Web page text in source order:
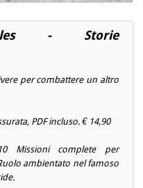
- Storie
per combattere un altro
PDF incluso. € 14,90
Missioni complete per
ambientato nel famoso